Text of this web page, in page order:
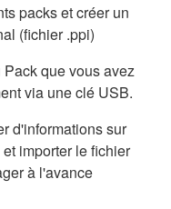
packs et créer un
(fichier .ppi)
que vous avez
via une clé USB.
d'informations sur
importer le fichier
à l'avance